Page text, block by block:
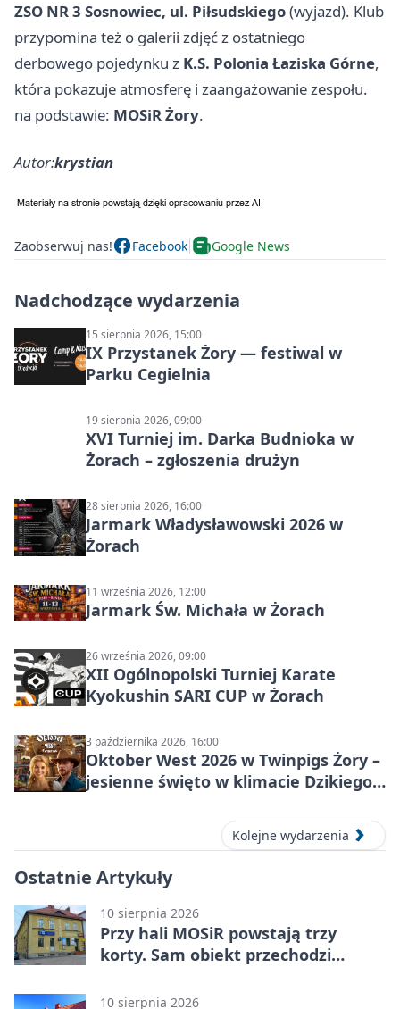
ZSO NR 3 Sosnowiec, ul. Piłsudskiego(wyjazd). Klub
przypomina też o galerii zdjęć z ostatniego
derbowego pojedynku z K.S. Polonia Łaziska Górne,
która pokazuje atmosferę i zaangażowanie zespołu.
na podstawie: MOSiR Żory.
Autor:krystian
Zaobserwuj nas! Facebook Google News
Nadchodzące wydarzenia
15 sierpnia 2026, 15:00
IX Przystanek Żory — festiwal w
Parku Cegielnia
19 sierpnia 2026, 09:00
XVI Turniej im. Darka Budnioka w
Żorach – zgłoszenia drużyn
28 sierpnia 2026, 16:00
Jarmark Władysławowski 2026 w
Żorach
11 września 2026, 12:00
Jarmark Św. Michała w Żorach
26 września 2026, 09:00
XII Ogólnopolski Turniej Karate
Kyokushin SARI CUP w Żorach
3 października 2026, 16:00
Oktober West 2026 w Twinpigs Żory –
jesienne święto w klimacie Dzikiego
Kolejne wydarzenia
Ostatnie Artykuły
10 sierpnia 2026
Przy hali MOSiR powstają trzy
korty. Sam obiekt przechodzi
10 sierpnia 2026